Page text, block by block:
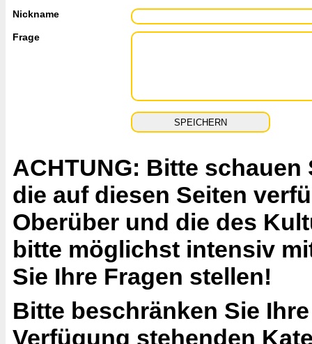
Nickname
Frage
ACHTUNG: Bitte
die auf diesen Seiten
Oberüber und die des
bitte möglichst intensiv
Sie Ihre Fragen stellen!
Bitte beschränken Sie
Verfügung stehenden